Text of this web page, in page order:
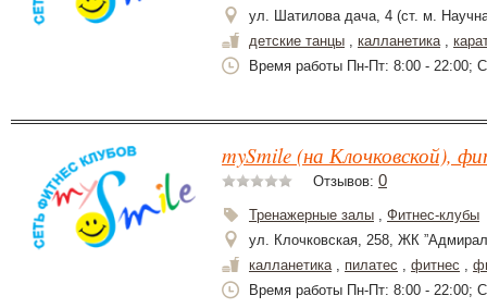
ул. Шатилова дача, 4 (ст. м.
детские танцы , калланетика,
Время работы Пн-Пт: 8:00 - 22:00;
mySmile (на Клочковской),
Отзывов: 0
Тренажерные залы , Фитнес-клубы
ул. Клочковская, 258, ЖК
калланетика, пилатес , фитнес ,
Время работы Пн-Пт: 8:00 - 22:00;